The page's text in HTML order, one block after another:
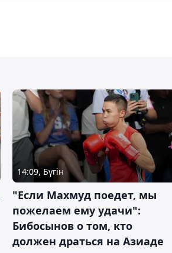
14:09, Бүгін
"Если Махмуд поедет, мы
пожелаем ему удачи":
Бибосынов о том, кто
должен драться на Азиаде